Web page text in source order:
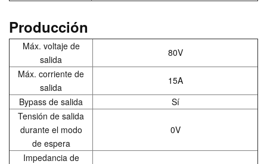
Producción
Máx. voltaje de
salida
80V
Máx. corriente de
salida
15A
Bypass de salida
Sí
Tensión de salida
durante el modo
de espera
0V
Impedancia de